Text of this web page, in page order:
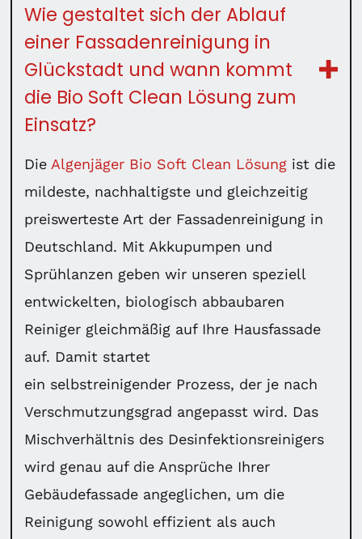
Wie gestaltet sich der Ablauf
einer Fassadenreinigung in
Glückstadt und wann kommt
die Bio Soft Clean Lösung zum
Einsatz?
Die Algenjäger Bio Soft Clean Lösung ist die
mildeste, nachhaltigste und gleichzeitig
preiswerteste Art der Fassadenreinigung in
Deutschland. Mit Akkupumpen und
Sprühlanzen geben wir unseren speziell
entwickelten, biologisch abbaubaren
Reiniger gleichmäßig auf Ihre Hausfassade
auf. Damit startet
ein selbstreinigender Prozess, der je nach
Verschmutzungsgrad angepasst wird. Das
Mischverhältnis des Desinfektionsreinigers
wird genau auf die Ansprüche Ihrer
Gebäudefassade angeglichen, um die
Reinigung sowohl effizient als auch